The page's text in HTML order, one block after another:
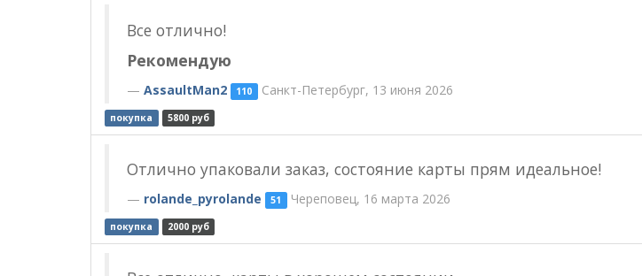
Все отлично!
Рекомендую
AssaultMan2 110 Санкт-Петербург, 13 июня 2026
покупка 5800 руб
Отлично упаковали заказ, состояние карты прям идеальное!
rolande_pyrolande 51 Череповец, 16 марта 2026
покупка 2000 руб